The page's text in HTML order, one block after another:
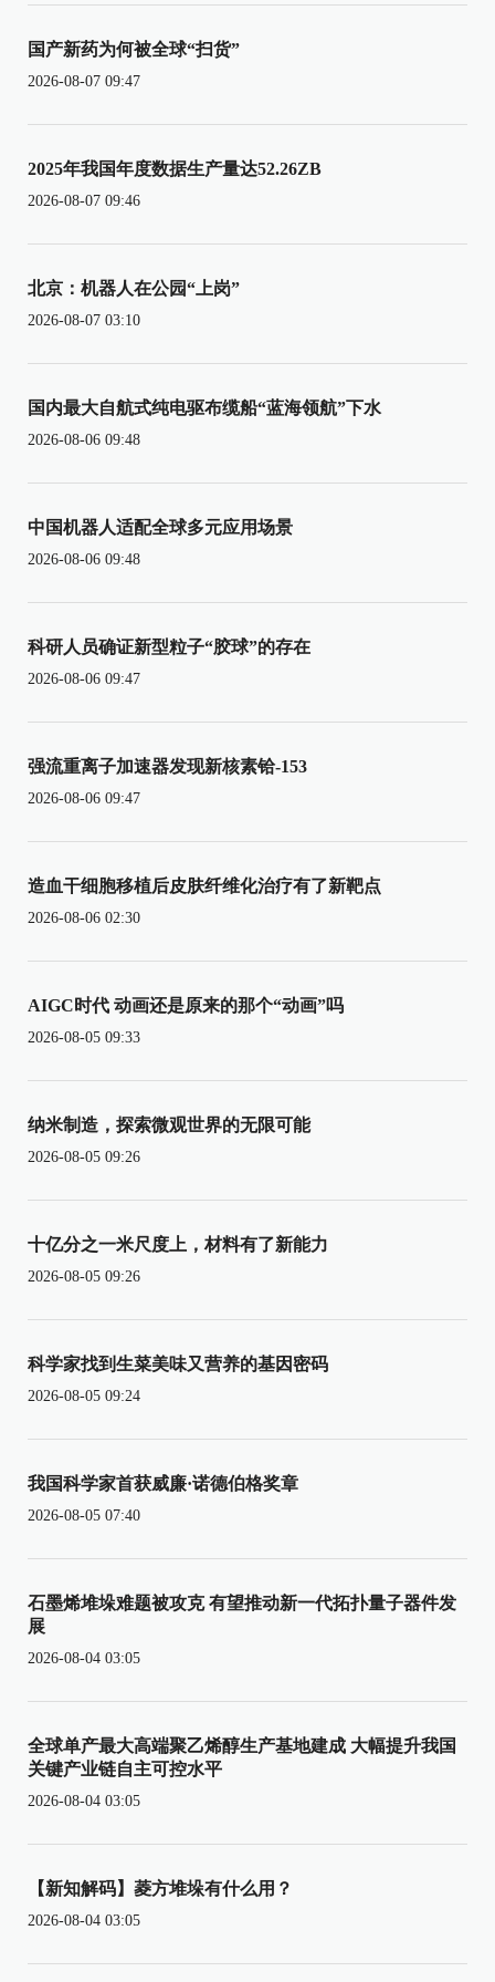
国产新药为何被全球“扫货”
2026-08-07 09:47
2025年我国年度数据生产量达52.26ZB
2026-08-07 09:46
北京：机器人在公园“上岗”
2026-08-07 03:10
国内最大自航式纯电驱布缆船“蓝海领航”下水
2026-08-06 09:48
中国机器人适配全球多元应用场景
2026-08-06 09:48
科研人员确证新型粒子“胶球”的存在
2026-08-06 09:47
强流重离子加速器发现新核素铪-153
2026-08-06 09:47
造血干细胞移植后皮肤纤维化治疗有了新靶点
2026-08-06 02:30
AIGC时代 动画还是原来的那个“动画”吗
2026-08-05 09:33
纳米制造，探索微观世界的无限可能
2026-08-05 09:26
十亿分之一米尺度上，材料有了新能力
2026-08-05 09:26
科学家找到生菜美味又营养的基因密码
2026-08-05 09:24
我国科学家首获威廉·诺德伯格奖章
2026-08-05 07:40
石墨烯堆垛难题被攻克 有望推动新一代拓扑量子器件发
展
2026-08-04 03:05
全球单产最大高端聚乙烯醇生产基地建成 大幅提升我国
关键产业链自主可控水平
2026-08-04 03:05
【新知解码】菱方堆垛有什么用？
2026-08-04 03:05